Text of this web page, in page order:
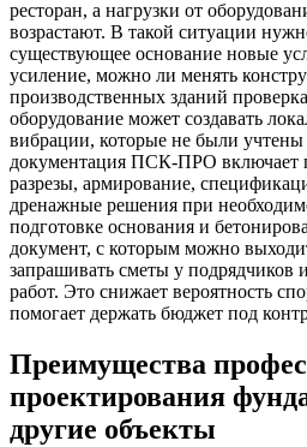
ресторан, а нагрузки от
возрастают. В такой ситуации
существующее основание новые
усиление, можно ли менять
производственных зданий
оборудование может создавать
вибрации, которые не были учтены
документация ПСК-ПРО включает
разрезы, армирование,
дренажные решения при
подготовке основания и
документ, с которым можно
запрашивать сметы у подрядчиков
работ. Это снижает вероятность
помогает держать бюджет под
Преимущества
проектирования
другие объекты